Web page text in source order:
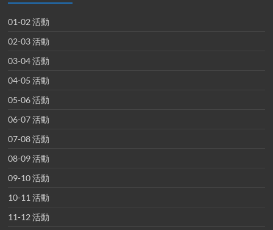
01-02 活動
02-03 活動
03-04 活動
04-05 活動
05-06 活動
06-07 活動
07-08 活動
08-09 活動
09-10 活動
10-11 活動
11-12 活動